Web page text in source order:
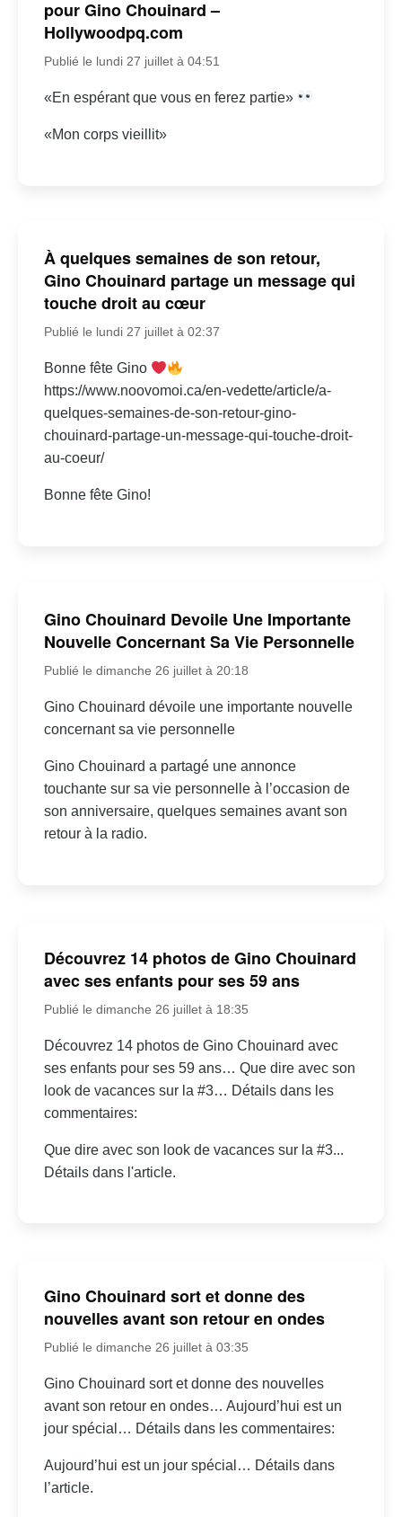
pour Gino Chouinard –
Hollywoodpq.com
Publié le lundi 27 juillet à 04:51
«En espérant que vous en ferez partie»
«Mon corps vieillit»
À quelques semaines de son retour,
Gino Chouinard partage un message qui
touche droit au cœur
Publié le lundi 27 juillet à 02:37
Bonne fête Gino
https://www.noovomoi.ca/en-vedette/article/a-
quelques-semaines-de-son-retour-gino-
chouinard-partage-un-message-qui-touche-droit-
au-coeur/
Bonne fête Gino!
Gino Chouinard Devoile Une Importante
Nouvelle Concernant Sa Vie Personnelle
Publié le dimanche 26 juillet à 20:18
Gino Chouinard dévoile une importante nouvelle
concernant sa vie personnelle
Gino Chouinard a partagé une annonce
touchante sur sa vie personnelle à l’occasion de
son anniversaire, quelques semaines avant son
retour à la radio.
Découvrez 14 photos de Gino Chouinard
avec ses enfants pour ses 59 ans
Publié le dimanche 26 juillet à 18:35
Découvrez 14 photos de Gino Chouinard avec
ses enfants pour ses 59 ans… Que dire avec son
look de vacances sur la #3… Détails dans les
commentaires:
Que dire avec son look de vacances sur la #3...
Détails dans l'article.
Gino Chouinard sort et donne des
nouvelles avant son retour en ondes
Publié le dimanche 26 juillet à 03:35
Gino Chouinard sort et donne des nouvelles
avant son retour en ondes… Aujourd’hui est un
jour spécial… Détails dans les commentaires:
Aujourd’hui est un jour spécial… Détails dans
l’article.